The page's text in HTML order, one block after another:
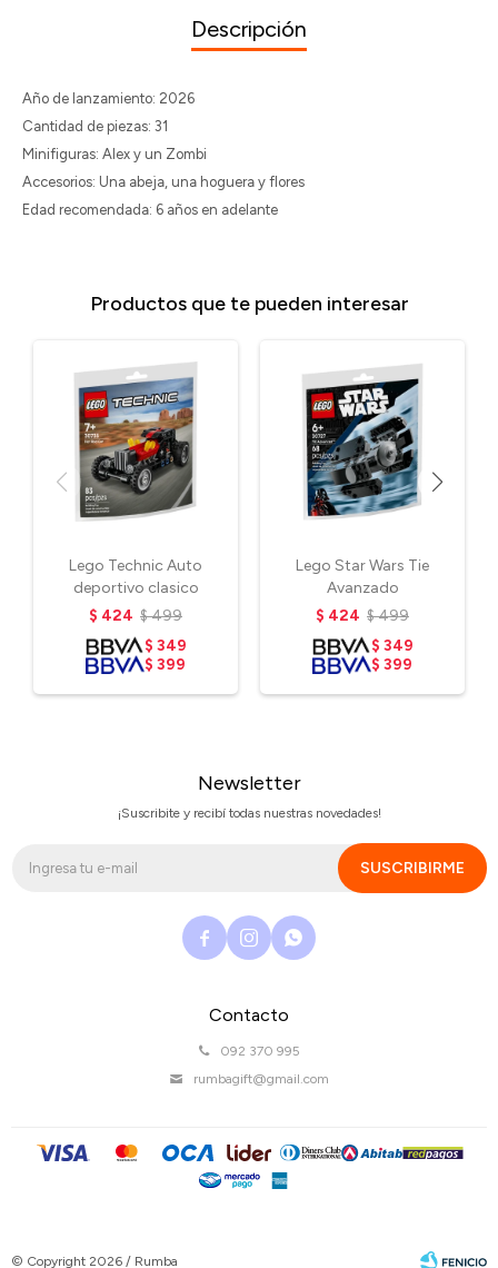
Descripción
Año de lanzamiento: 2026
Cantidad de piezas: 31
Minifiguras: Alex y un Zombi
Accesorios: Una abeja, una hoguera y flores
Edad recomendada: 6 años en adelante
Productos que te pueden interesar
Lego Technic Auto
deportivo clasico
$ 424 $499
$ 349
$ 399
Lego Star Wars Tie
Avanzado
$ 424 $499
$ 349
$ 399
Contacto
092 370 995
rumbagift@gmail.com
Newsletter
¡Suscribite y recibí todas nuestras novedades!
SUSCRIBIRME
  
© Copyright 2026 / Rumba